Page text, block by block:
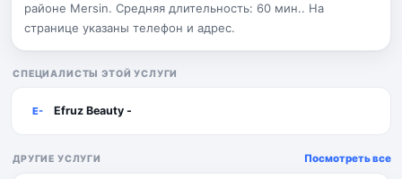
районе Mersin. Средняя длительность: 60 мин.. На
странице указаны телефон и адрес.
СПЕЦИАЛИСТЫ ЭТОЙ УСЛУГИ
E- Efruz Beauty -
ДРУГИЕ УСЛУГИ Посмотреть все